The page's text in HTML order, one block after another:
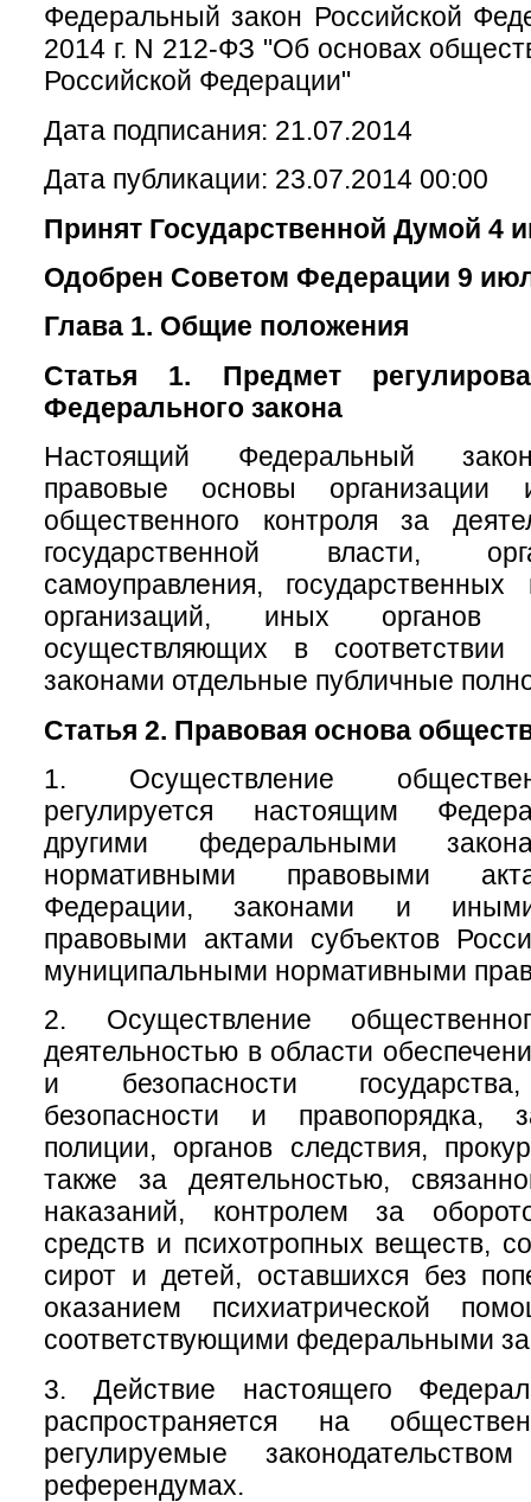
Федеральный закон Российской
2014 г. N 212-ФЗ "Об основах
Российской Федерации"
Дата подписания: 21.07.2014
Дата публикации: 23.07.2014 00:00
Принят Государственной Думой 4
Одобрен Советом Федерации 9
Глава 1. Общие положения
Статья 1. Предмет
Федерального закона
Настоящий Федеральный
правовые основы организации
общественного контроля за
государственной власти,
самоуправления,
организаций, иных органов
осуществляющих в
законами отдельные публичные
Статья 2. Правовая основа
1. Осуществление
регулируется настоящим
другими федеральными
нормативными правовыми
Федерации, законами и
правовыми актами субъектов
муниципальными нормативными
2. Осуществление
деятельностью в области
и безопасности
безопасности и правопорядка,
полиции, органов следствия,
также за деятельностью,
наказаний, контролем за
средств и психотропных веществ,
сирот и детей, оставшихся без
оказанием психиатрической
соответствующими федеральными
3. Действие настоящего
распространяется на
регулируемые
референдумах.